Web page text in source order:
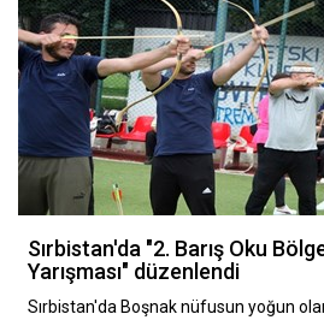
Sırbistan'da "2. Barış Oku
Yarışması" düzenlendi
Sırbistan'da Boşnak nüfusun yoğun